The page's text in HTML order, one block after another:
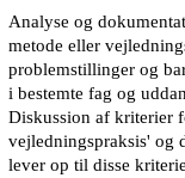
Analyse og
metode eller
problemstillinger og
i bestemte fag og
Diskussion af kriterier
vejledningspraksis' og
lever op til disse